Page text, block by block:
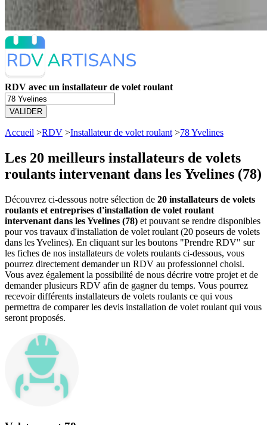
RDV avec un installateur de volet roulant
VALIDER
Accueil >RDV >Installateur de volet roulant >78 Yvelines
Les 20 meilleurs installateurs de volets
roulants intervenant dans les Yvelines (78)
Découvrez ci-dessous notre sélection de 20 installateurs de volets
roulants et entreprises d'installation de volet roulant
intervenant dans les Yvelines (78) et pouvant se rendre disponibles
pour vos travaux d'installation de volet roulant (20 poseurs de volets
dans les Yvelines). En cliquant sur les boutons "Prendre RDV" sur
les fiches de nos installateurs de volets roulants ci-dessous, vous
pourrez directement demander un RDV au professionnel choisi.
Vous avez également la possibilité de nous décrire votre projet et de
demander plusieurs RDV afin de gagner du temps. Vous pourrez
recevoir différents installateurs de volets roulants ce qui vous
permettra de comparer les devis installation de volet roulant qui vous
seront proposés.